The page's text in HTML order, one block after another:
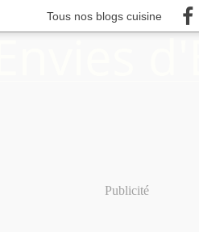
Tous nos blogs cuisine
Publicité